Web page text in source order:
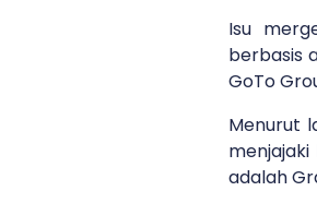
Isu
berbasis
GoTo
Menurut
adalah